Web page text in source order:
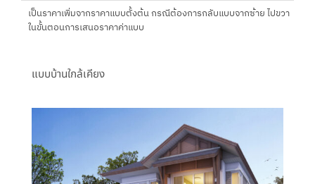
เป็นราคาเพิ่มจากราคาแบบตั้งต้น กรณีต้องการกลับแบบจากซ้าย ไปขวา
ในขั้นตอนการเสนอราคาค่าแบบ
แบบบ้านใกล้เคียง